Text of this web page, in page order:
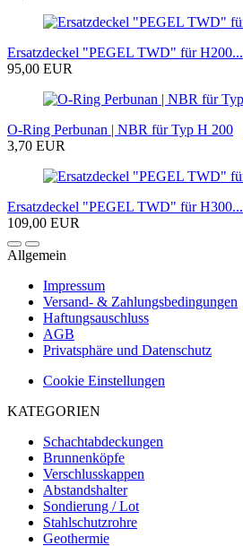
Ersatzdeckel "PEGEL TWD" für H200...
95,00 EUR
O-Ring Perbunan | NBR für Typ H 200
3,70 EUR
Ersatzdeckel "PEGEL TWD" für H300...
109,00 EUR
Allgemein
Impressum
Versand- & Zahlungsbedingungen
Haftungsauschluss
AGB
Privatsphäre und Datenschutz
Cookie Einstellungen
KATEGORIEN
Schachtabdeckungen
Brunnenköpfe
Verschlusskappen
Abstandshalter
Sondierung / Lot
Stahlschutzrohre
Geothermie